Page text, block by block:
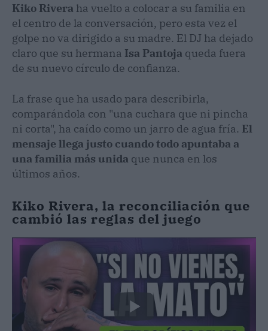
Kiko Rivera ha vuelto a colocar a su familia en
el centro de la conversación, pero esta vez el
golpe no va dirigido a su madre. El DJ ha dejado
claro que su hermana Isa Pantoja queda fuera
de su nuevo círculo de confianza.
La frase que ha usado para describirla,
comparándola con "una cuchara que ni pincha
ni corta", ha caído como un jarro de agua fría. El
mensaje llega justo cuando todo apuntaba a
una familia más unida que nunca en los
últimos años.
Kiko Rivera, la reconciliación que
cambió las reglas del juego